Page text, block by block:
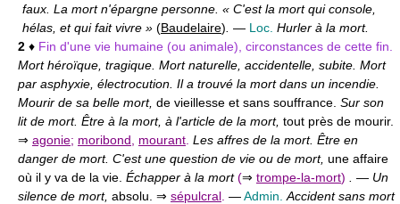
faux. La mort n'épargne personne. « C'est la mort qui console,
hélas, et qui fait vivre » (Baudelaire) — Loc. Hurler à la mort.
2 ♦ Fin d'une vie humaine (ou animale), circonstances de cette fin.
Mort héroïque, tragique. Mort naturelle, accidentelle, subite. Mort
par asphyxie, électrocution. Il a trouvé la mort dans un incendie.
Mourir de sa belle mort, de vieillesse et sans souffrance. Sur son
lit de mort. Être à la mort, à l'article de la mort, tout près de mourir.
⇒ agonie; moribond mourant Les affres de la mort. Être en
danger de mort. C'est une question de vie ou de mort, une affaire
où il y va de la vie. Échapper à la mort(⇒ trompe-la-mort) — Un
silence de mort, absolu. ⇒ sépulcral —Admin. Accident sans mort